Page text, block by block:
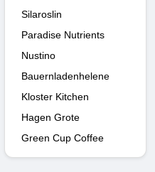
Silaroslin
Paradise Nutrients
Nustino
Bauernladenhelene
Kloster Kitchen
Hagen Grote
Green Cup Coffee